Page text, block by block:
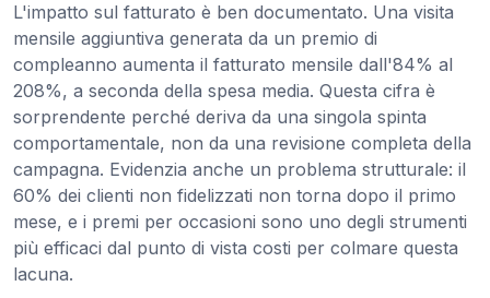
L'impatto sul fatturato è ben documentato. Una visita
mensile aggiuntiva generata da un premio di
compleanno aumenta il fatturato mensile dall'84% al
208%, a seconda della spesa media. Questa cifra è
sorprendente perché deriva da una singola spinta
comportamentale, non da una revisione completa della
campagna. Evidenzia anche un problema strutturale: il
60% dei clienti non fidelizzati non torna dopo il primo
mese, e i premi per occasioni sono uno degli strumenti
più efficaci dal punto di vista costi per colmare questa
lacuna.